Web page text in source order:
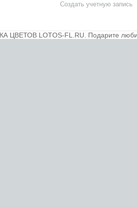
Создать учетную запись
ЦВЕТОВ LOTOS-FL.RU. Подарите